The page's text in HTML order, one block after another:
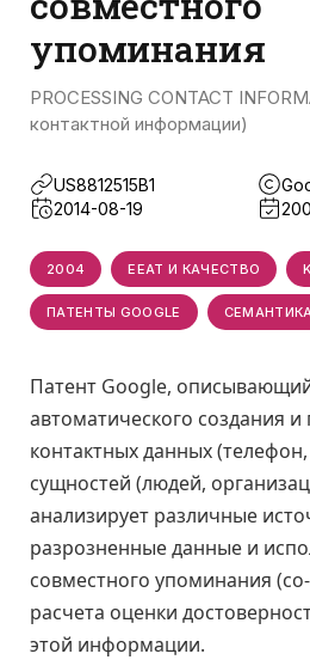
упоминания
PROCESSING CONTACT
контактной информации)
US8812515B1
2014-08-19
2004 EEAT И КАЧЕСТВО
ПАТЕНТЫ GOOGLE
Патент Google,
автоматического создания и
контактных данных
сущностей (людей,
анализирует различные
разрозненные данные и
совместного упоминания
расчета оценки
этой информации.